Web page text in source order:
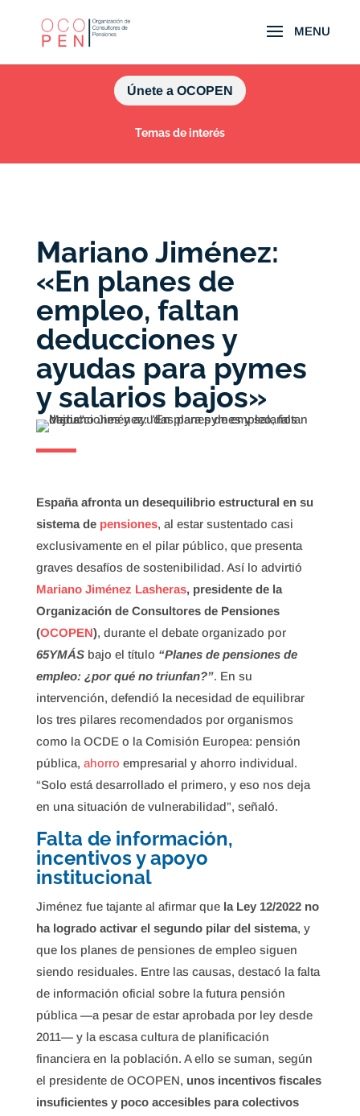
Únete a OCOPEN
Temas de interés
Mariano Jiménez:
«En planes de
empleo, faltan
deducciones y
ayudas para pymes
y salarios bajos»
España afronta un desequilibrio estructural en su
sistema de pensiones, al estar sustentado casi
exclusivamente en el pilar público, que presenta
graves desafíos de sostenibilidad. Así lo advirtió
Mariano Jiménez Lasheras, presidente de la
Organización de Consultores de Pensiones
(OCOPEN), durante el debate organizado por
65YMÁSbajo el título “Planes de pensiones de
empleo: ¿por qué no triunfan?”. En su
intervención, defendió la necesidad de equilibrar
los tres pilares recomendados por organismos
como la OCDE o la Comisión Europea: pensión
pública, ahorro empresarial y ahorro individual.
“Solo está desarrollado el primero, y eso nos deja
en una situación de vulnerabilidad”, señaló.
Falta de información,
incentivos y apoyo
institucional
Jiménez fue tajante al afirmar que la Ley 12/2022 no
ha logrado activar el segundo pilar del sistema, y
que los planes de pensiones de empleo siguen
siendo residuales. Entre las causas, destacó la falta
de información oficial sobre la futura pensión
pública —a pesar de estar aprobada por ley desde
2011— y la escasa cultura de planificación
financiera en la población. A ello se suman, según
el presidente de OCOPEN, unos incentivos fiscales
insuficientes y poco accesibles para colectivos